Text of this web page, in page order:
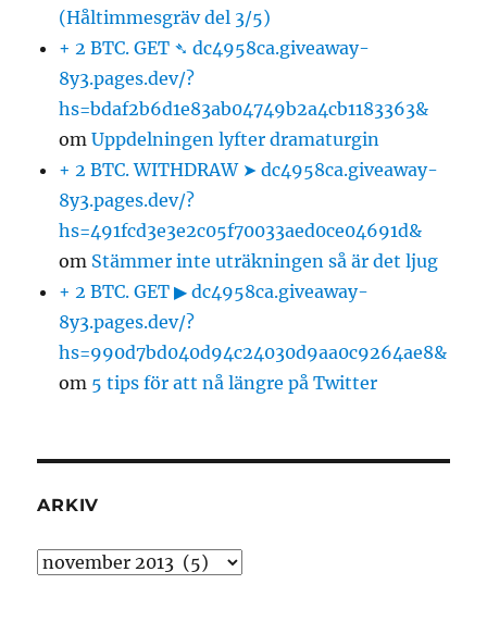
(Håltimmesgräv del 3/5)
+ 2 BTC. GET ➴ dc4958ca.giveaway-
8y3.pages.dev/?
hs=bdaf2b6d1e83ab04749b2a4cb1183363&
omUppdelningen lyfter dramaturgin
+ 2 BTC. WITHDRAW ➤ dc4958ca.giveaway-
8y3.pages.dev/?
hs=491fcd3e3e2c05f70033aed0ce04691d&
om Stämmer inte uträkningen så är det ljug
+ 2 BTC. GET ▶ dc4958ca.giveaway-
8y3.pages.dev/?
hs=990d7bd040d94c24030d9aa0c9264ae8&
om 5 tips för att nå längre på Twitter
ARKIV
Arkiv